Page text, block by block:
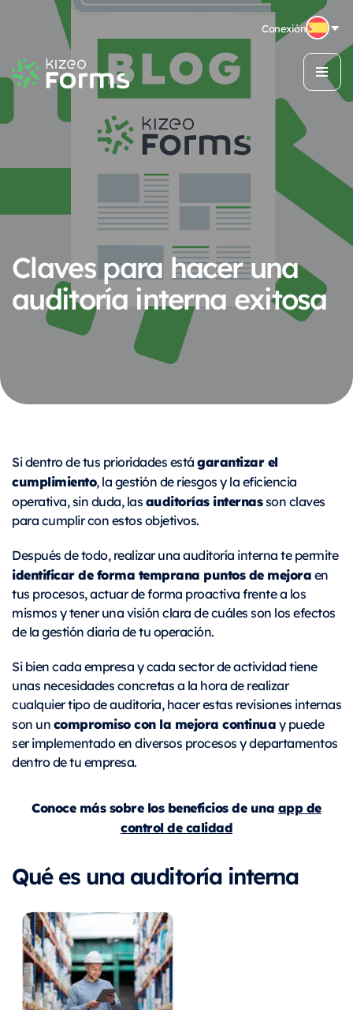
Conexión
Claves para hacer una
auditoría interna exitosa
Si dentro de tus prioridades estágarantizar el
cumplimiento, la gestión de riesgos y la eficiencia
operativa, sin duda, lasauditorías internasson claves
para cumplir con estos objetivos.
Después de todo, realizar una auditoría interna te permite
identificar de forma temprana puntos de mejoraen
tus procesos, actuar de forma proactiva frente a los
mismos y tener una visión clara de cuáles son los efectos
de la gestión diaria de tu operación.
Si bien cada empresa y cada sector de actividad tiene
unas necesidades concretas a la hora de realizar
cualquier tipo de auditoría, hacer estas revisiones internas
son uncompromiso con la mejora continuay puede
ser implementado en diversos procesos y departamentos
dentro de tu empresa.
Conoce más sobre los beneficios de una app de
control de calidad
Qué es una auditoría interna